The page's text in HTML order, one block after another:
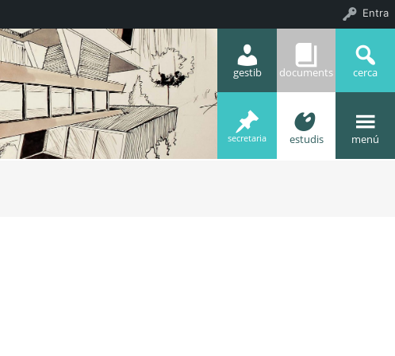
gestib documents cerca
secretaria estudis menú
Entra